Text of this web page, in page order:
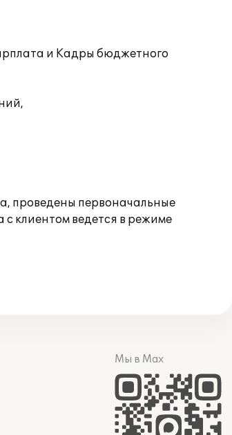
и Кадры бюджетного
проведены первоначальные
клиентом ведется в режиме
Мы в Max